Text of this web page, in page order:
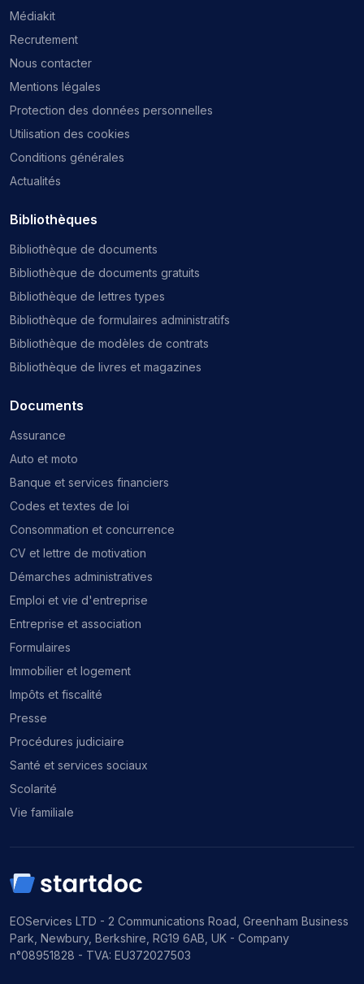
Médiakit
Recrutement
Nous contacter
Mentions légales
Protection des données personnelles
Utilisation des cookies
Conditions générales
Actualités
Documents
Assurance
Auto et moto
Banque et services financiers
Codes et textes de loi
Consommation et concurrence
CV et lettre de motivation
Démarches administratives
Emploi et vie d'entreprise
Entreprise et association
Formulaires
Immobilier et logement
Impôts et fiscalité
Presse
Procédures judiciaire
Santé et services sociaux
Scolarité
Vie familiale
Bibliothèques
Bibliothèque de documents
Bibliothèque de documents gratuits
Bibliothèque de lettres types
Bibliothèque de formulaires administratifs
Bibliothèque de modèles de contrats
Bibliothèque de livres et magazines
EOServices LTD - 2 Communications Road, Greenham Business
Park, Newbury, Berkshire, RG19 6AB, UK - Company
n°08951828 - TVA: EU372027503